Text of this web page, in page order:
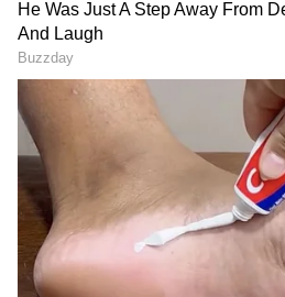
ಇದೇ ವೇಳೆ, ಈ ಒಪ್ಪಂದ
ಬದಲಾವಣೆಗಳಾಗಿವೆ. ಹೀಗಾಗಿ
ಮರುಪರಿಶೀಲಿಸುವ ಅಗತ್ಯವೂ ಇದೆ.
ಜನಸಂಖ್ಯಾ ಬದಲಾವಣೆ,
ಗಳನ್ನು ಪಡೆಯಿರಿ